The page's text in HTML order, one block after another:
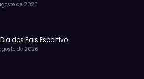
de 2026
Dia dos Pais Esportivo
de 2026